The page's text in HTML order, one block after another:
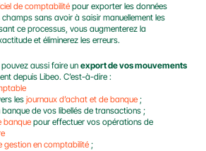
de comptabilité pour exporter les données
sans avoir à saisir manuellement les
ce processus, vous augmenterez la
et éliminerez les erreurs.
aussi faire un export de vos mouvements
depuis Libeo. C’est-à-dire :
les journaux d’achat et de banque ;
de vos libellés de transactions ;
banque
gestion en comptabilité ;